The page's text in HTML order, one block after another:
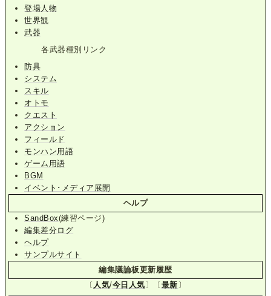
登場人物
世界観
武器
各武器種別リンク
防具
システム
スキル
オトモ
クエスト
アクション
フィールド
モンハン用語
ゲーム用語
BGM
イベント･メディア展開
ヘルプ
SandBox(練習ページ)
編集差分ログ
ヘルプ
サンプルサイト
編集議論板更新履歴
〔 人気/今日人気 〕〔 最新 〕